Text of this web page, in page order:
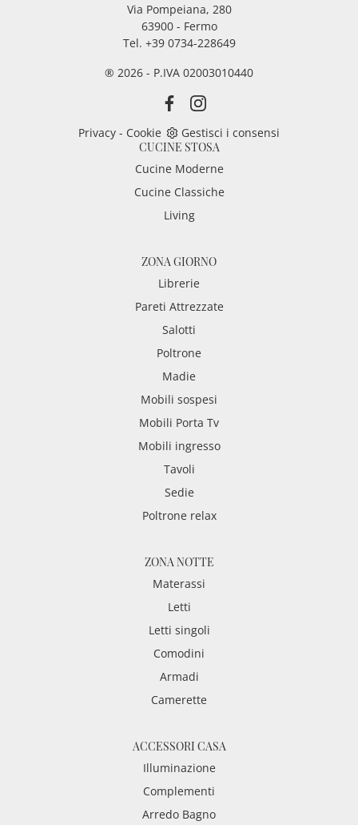
Via Pompeiana, 280
63900 - Fermo
Tel. +39 0734-228649
® 2026 - P.IVA 02003010440
Privacy - Cookie
Gestisci i consensi
CUCINE STOSA
Cucine Moderne
Cucine Classiche
Living
ZONA GIORNO
Librerie
Pareti Attrezzate
Salotti
Poltrone
Madie
Mobili sospesi
Mobili Porta Tv
Mobili ingresso
Tavoli
Sedie
Poltrone relax
ZONA NOTTE
Materassi
Letti
Letti singoli
Comodini
Armadi
Camerette
ACCESSORI CASA
Illuminazione
Complementi
Arredo Bagno